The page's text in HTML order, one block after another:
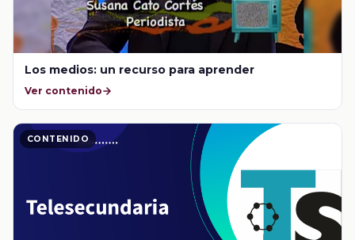
Los medios: un recurso para aprender
Ver contenido
CONTENIDO